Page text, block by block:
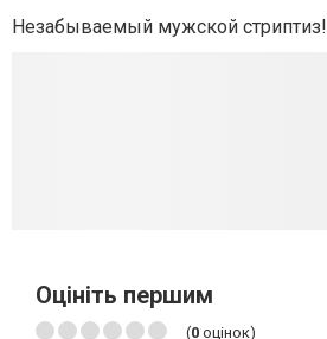
Незабываемый мужской стриптиз!
Оцініть першим
(0 оцінок)